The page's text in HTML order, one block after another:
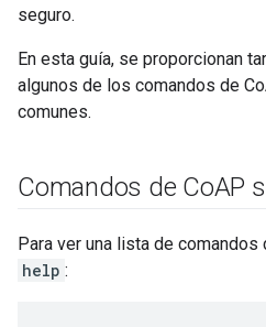
seguro.
En esta guía, se proporcionan
algunos de los comandos de
comunes.
Comandos de CoAP
Para ver una lista de
help :